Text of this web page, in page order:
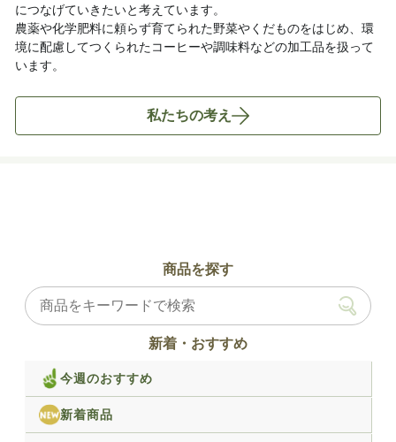
につなげていきたいと考えています。
農薬や化学肥料に頼らず育てられた野菜やくだものをはじめ、環
境に配慮してつくられたコーヒーや調味料などの加工品を扱って
います。
私たちの考え
商品を探す
新着・おすすめ
今週のおすすめ
新着商品